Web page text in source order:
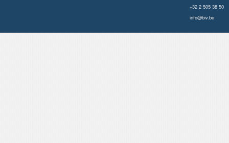
+32 2 505 38 50
info@biv.be